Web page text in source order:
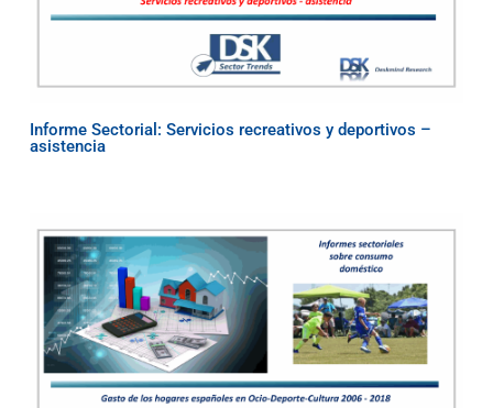
Informe Sectorial: Servicios recreativos y deportivos –
asistencia